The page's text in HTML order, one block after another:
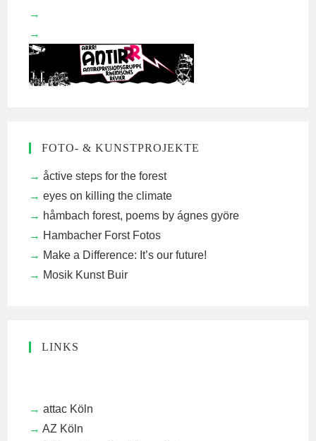
FOTO- & KUNSTPROJEKTE
åctive steps for the forest
eyes on killing the climate
håmbach forest, poems by ágnes györe
Hambacher Forst Fotos
Make a Difference: It’s our future!
Mosik Kunst Buir
LINKS
attac Köln
AZ Köln